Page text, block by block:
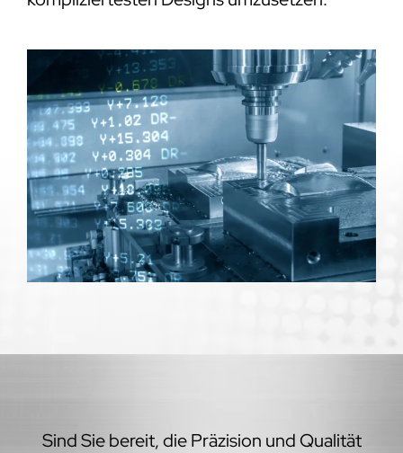
Sind Sie bereit, die Präzision und Qualität